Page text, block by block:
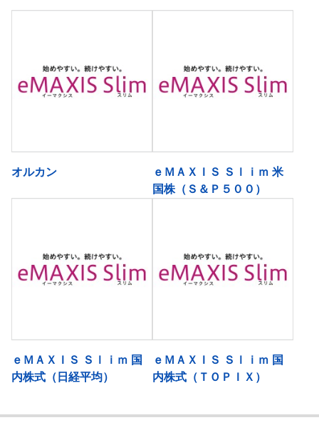
オルカン
ｅＭＡＸＩＳ Ｓｌｉｍ 米
国株（Ｓ＆Ｐ５００）
ｅＭＡＸＩＳ Ｓｌｉｍ 国
内株式（日経平均）
ｅＭＡＸＩＳ Ｓｌｉｍ 国
内株式（ＴＯＰＩＸ）